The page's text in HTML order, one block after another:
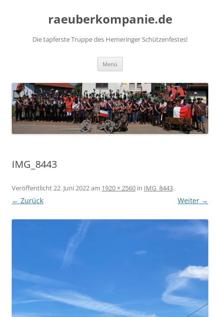
raeuberkompanie.de
Die tapferste Truppe des Hemeringer Schützenfestes!
Menü
IMG_8443
Veröffentlicht22. Juni 2022am 1920 × 2560 in IMG_8443.
← Zurück Weiter →